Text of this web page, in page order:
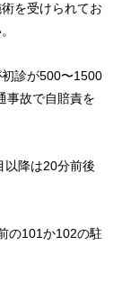
を受けられてお
診が500〜1500
事故で自賠責を
以降は20分前後
の101か102の駐